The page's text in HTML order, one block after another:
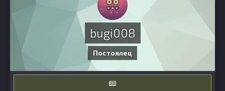
bugi008
Постоялец